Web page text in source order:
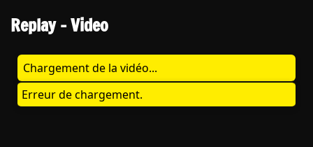
Replay - Video